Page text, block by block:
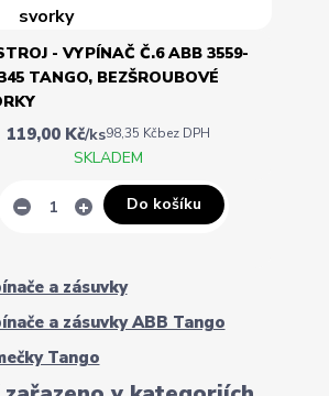
a zásuvky
a zásuvky ABB Tango
Tango
- VYPÍNAČ Č.6 ABB 3559-
TANGO, BEZŠROUBOVÉ
119,00 Kč/ks98,35 Kčbez DPH
SKLADEM
Do košíku